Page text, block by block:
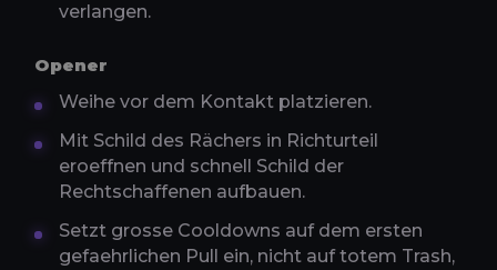
verlangen.
Opener
Weihe vor dem Kontakt platzieren.
Mit Schild des Rächers in Richturteil
eroeffnen und schnell Schild der
Rechtschaffenen aufbauen.
Setzt grosse Cooldowns auf dem ersten
gefaehrlichen Pull ein, nicht auf totem Trash,